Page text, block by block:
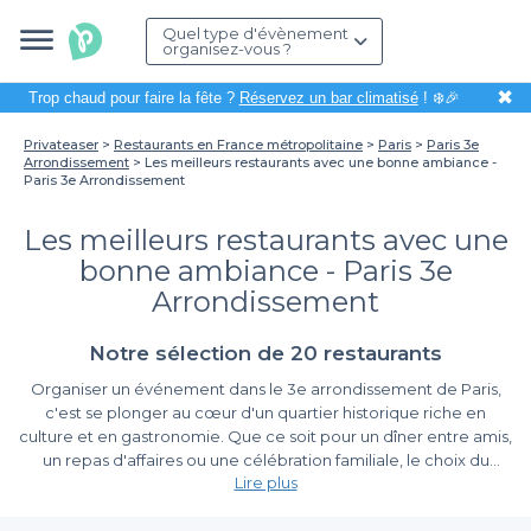
Quel type d'évènement
organisez-vous ?
Trop chaud pour faire la fête ? Réservez un bar climatisé! ❄️🎉 ✖
Privateaser Restaurants en France métropolitaine Paris
Paris 3e
Arrondissement
Les meilleurs restaurants avec une bonne ambiance -
Paris 3e Arrondissement
Les meilleurs restaurants avec une
bonne ambiance - Paris 3e
Arrondissement
Notre sélection de 20 restaurants
Organiser un événement dans le 3e arrondissement de Paris,
c'est se plonger au cœur d'un quartier historique riche en
culture et en gastronomie. Que ce soit pour un dîner entre amis,
un repas d'affaires ou une célébration familiale, le choix du
restaurant est essentiel pour garantir une bonne ambiance et
Lire plus